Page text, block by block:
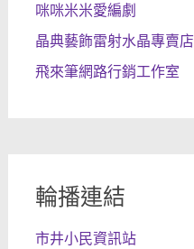
咪咪米米愛編劇
晶典藝飾雷射水晶專賣店
飛來筆網路行銷工作室
輪播連結
市井小民資訊站